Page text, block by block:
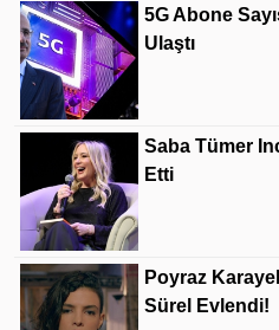
5G Abone
Ulaştı
Saba Tümer
Etti
Poyraz
Sürel Evlendi!